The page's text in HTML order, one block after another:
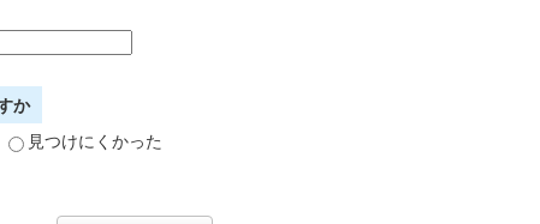
か
見つけにくかった